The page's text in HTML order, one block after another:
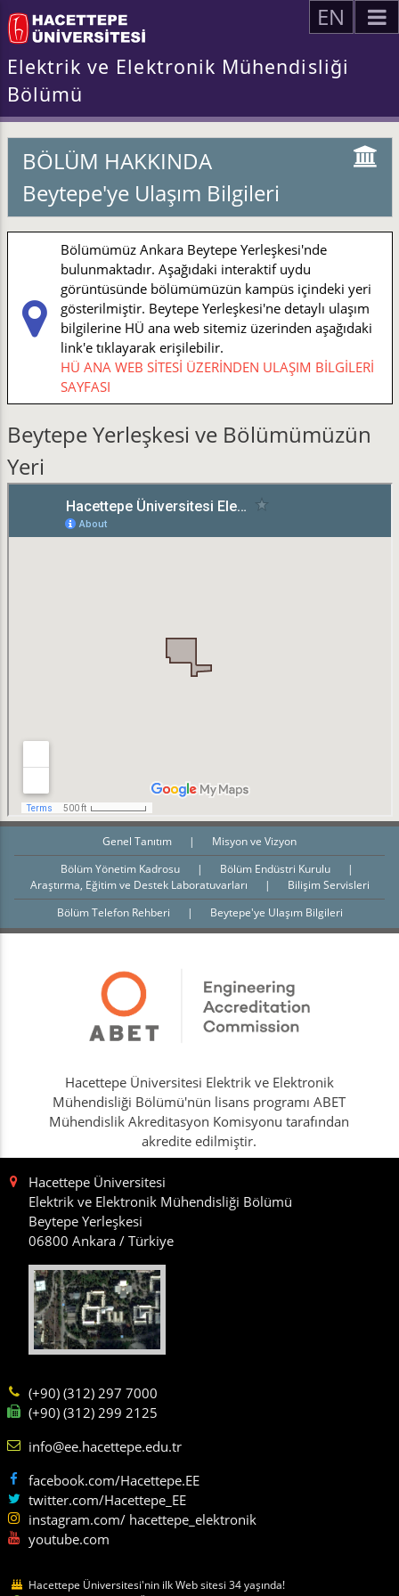
EN
Elektrik ve Elektronik Mühendisliği
Bölümü
BÖLÜM HAKKINDA
Beytepe'ye Ulaşım Bilgileri
Bölümümüz Ankara Beytepe Yerleşkesi'nde
bulunmaktadır. Aşağıdaki interaktif uydu
görüntüsünde bölümümüzün kampüs içindeki yeri
gösterilmiştir. Beytepe Yerleşkesi'ne detaylı ulaşım
bilgilerine HÜ ana web sitemiz üzerinden aşağıdaki
link'e tıklayarak erişilebilir.
HÜ ANA WEB SİTESİ ÜZERİNDEN ULAŞIM BİLGİLERİ
SAYFASI
Beytepe Yerleşkesi ve Bölümümüzün
Yeri
Genel Tanıtım |
Misyon ve Vizyon
Bölüm Yönetim Kadrosu
| Bölüm Endüstri Kurulu
|
Araştırma, Eğitim ve Destek Laboratuvarları
|
Bilişim Servisleri
Bölüm Telefon Rehberi
| Beytepe'ye Ulaşım Bilgileri
Hacettepe Üniversitesi Elektrik ve Elektronik
Mühendisliği Bölümü'nün lisans programı ABET
Mühendislik Akreditasyon Komisyonu tarafından
akredite edilmiştir.
Hacettepe Üniversitesi
Elektrik ve Elektronik Mühendisliği Bölümü
Beytepe Yerleşkesi
06800 Ankara / Türkiye
(+90) (312) 297 7000
(+90) (312) 299 2125
info@ee.hacettepe.edu.tr
facebook.com/Hacettepe.EE
twitter.com/Hacettepe_EE
instagram.com/ hacettepe_elektronik
youtube.com
Hacettepe Üniversitesi'nin ilk Web sitesi 34 yaşında!